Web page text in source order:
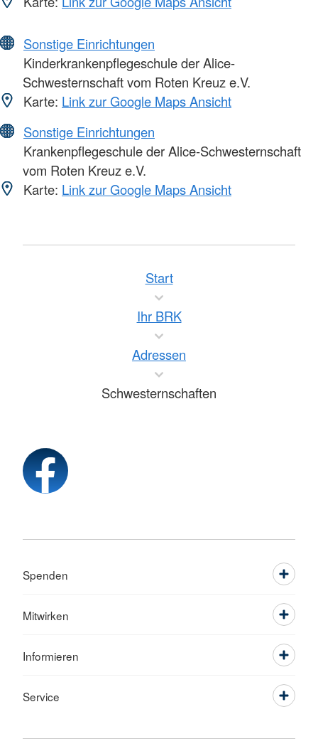
Sonstige Einrichtungen
Kinderkrankenpflegeschule der Alice-
Schwesternschaft vom Roten Kreuz e.V.
Karte: Link zur Google Maps Ansicht
Sonstige Einrichtungen
Krankenpflegeschule der Alice-Schwesternschaft
vom Roten Kreuz e.V.
Karte: Link zur Google Maps Ansicht
Start
Ihr BRK
Adressen
Schwesternschaften
Spenden
Mitwirken
Informieren
Service